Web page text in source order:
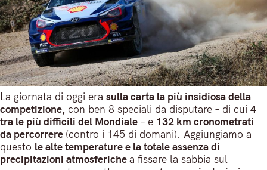
La giornata di oggi era sulla carta la più insidiosa della
competizione, con ben 8 speciali da disputare – di cui 4
tra le più difficili del Mondiale – e 132 km cronometrati
da percorrere (contro i 145 di domani). Aggiungiamo a
questo le alte temperature e la totale assenza di
precipitazioni atmosferichea fissare la sabbia sul